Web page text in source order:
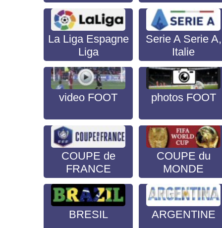
La Liga Espagne
Liga
Serie A Serie A,
Italie
video FOOT photos FOOT
COUPE de
FRANCE
COUPE du
MONDE
BRESIL ARGENTINE